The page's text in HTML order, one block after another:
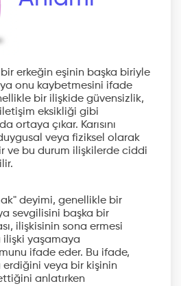
bir erkeğin eşinin başka biriyle
onu kaybetmesini ifade
bir ilişkide güvensizlik,
eksikliği gibi
ortaya çıkar. Karısını
veya fiziksel olarak
ve bu durum ilişkilerde ciddi
deyimi, genellikle bir
sevgilisini başka bir
ilişkisinin sona ermesi
ilişki yaşamaya
ifade eder. Bu ifade,
erdiğini veya bir kişinin
anlatırken